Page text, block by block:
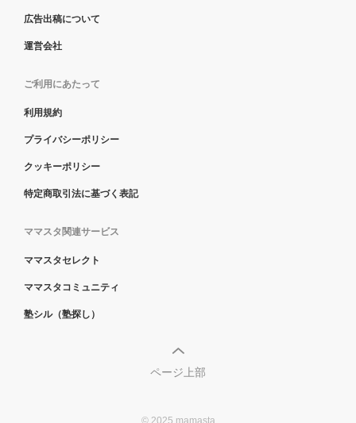
広告出稿について
運営会社
ご利用にあたって
利用規約
プライバシーポリシー
クッキーポリシー
特定商取引法に基づく表記
ママスタ関連サービス
ママスタセレクト
ママスタコミュニティ
塾シル（塾探し）
ページ上部
© 2025 mamasta